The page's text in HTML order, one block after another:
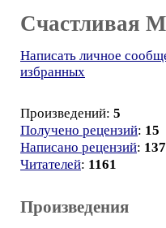
Счастливая
Написать личное
избранных
Произведений: 5
Получено рецензий: 15
Написано рецензий: 137
Читателей: 1161
Произведения